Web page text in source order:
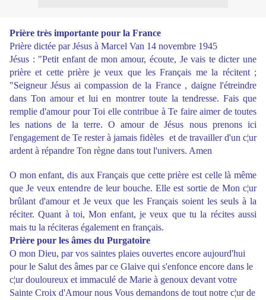
Prière très importante pour la France
Prière dictée par Jésus à Marcel Van 14 novembre 1945
Jésus : "Petit enfant de mon amour, écoute, Je vais te dicter une
prière et cette prière je veux que les Français me la récitent ;
"Seigneur Jésus ai compassion de la France , daigne l'étreindre
dans Ton amour et lui en montrer toute la tendresse. Fais que
remplie d'amour pour Toi elle contribue à Te faire aimer de toutes
les nations de la terre. O amour de Jésus nous prenons ici
l'engagement de Te rester à jamais fidèles et de travailler d'un c¦ur
ardent à répandre Ton règne dans tout l'univers. Amen
O mon enfant, dis aux Français que cette prière est celle là même
que Je veux entendre de leur bouche. Elle est sortie de Mon c¦ur
brûlant d'amour et Je veux que les Français soient les seuls à la
réciter. Quant à toi, Mon enfant, je veux que tu la récites aussi
mais tu la réciteras également en français.
Prière pour les âmes du Purgatoire
O mon Dieu, par vos saintes plaies ouvertes encore aujourd'hui
pour le Salut des âmes par ce Glaive qui s'enfonce encore dans le
c¦ur douloureux et immaculé de Marie à genoux devant votre
Sainte Croix d'Amour nous Vous demandons de tout notre c¦ur de